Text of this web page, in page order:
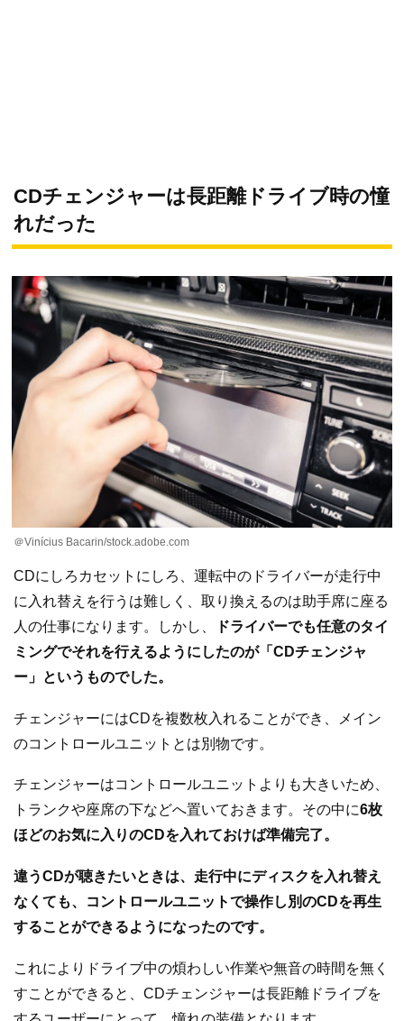
CDチェンジャーは長距離ドライブ時の憧
れだった
＠Vinícius Bacarin/stock.adobe.com
CDにしろカセットにしろ、運転中のドライバーが走行中
に入れ替えを行うは難しく、取り換えるのは助手席に座る
人の仕事になります。しかし、
ドライバーでも任意のタイ
ミングでそれを行えるようにしたのが「CDチェンジャ
ー」というものでした。
チェンジャーにはCDを複数枚入れることができ、メイン
のコントロールユニットとは別物です。
チェンジャーはコントロールユニットよりも大きいため、
トランクや座席の下などへ置いておきます。その中に6枚
ほどのお気に入りのCDを入れておけば準備完了。
違うCDが聴きたいときは、走行中にディスクを入れ替え
なくても、コントロールユニットで操作し別のCDを再生
することができるようになったのです。
これによりドライブ中の煩わしい作業や無音の時間を無く
すことができると、CDチェンジャーは長距離ドライブを